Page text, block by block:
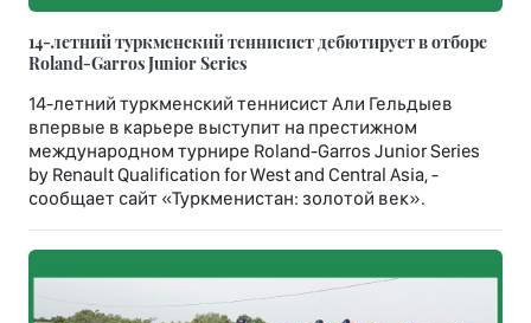
14-летний туркменский теннисист дебютирует в отборе
Roland-Garros Junior Series
14-летний туркменский теннисист Али Гельдыев
впервые в карьере выступит на престижном
международном турнире Roland-Garros Junior Series
by Renault Qualification for West and Central Asia, -
сообщает сайт «Туркменистан: золотой век».